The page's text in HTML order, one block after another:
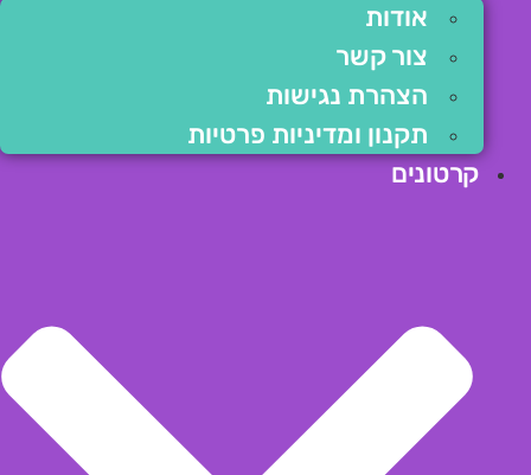
אודות
צור קשר
הצהרת נגישות
תקנון ומדיניות פרטיות
קרטונים